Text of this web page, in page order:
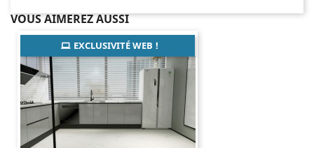
VOUS AIMEREZ AUSSI
EXCLUSIVITÉ WEB !